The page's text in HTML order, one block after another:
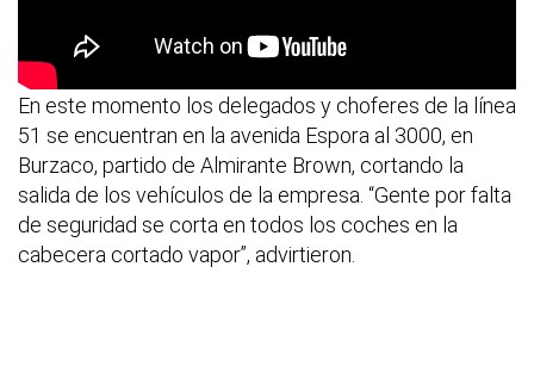
En este momento los delegados y choferes de la línea
51 se encuentran en la avenida Espora al 3000, en
Burzaco, partido de Almirante Brown, cortando la
salida de los vehículos de la empresa. “Gente por falta
de seguridad se corta en todos los coches en la
cabecera cortado vapor”, advirtieron.